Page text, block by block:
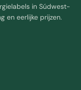
in Súdwest-
en eerlijke prijzen.